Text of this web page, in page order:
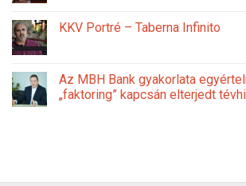
KKV Portré – Taberna Infinito
Az MBH Bank gyakorlata
„faktoring” kapcsán elterjedt